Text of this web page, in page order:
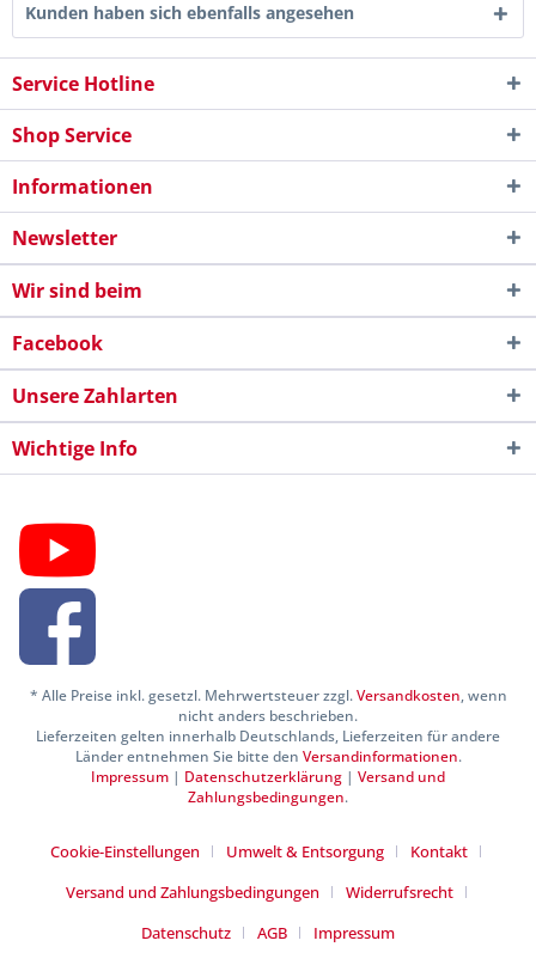
Kunden haben sich ebenfalls angesehen
Service Hotline
Shop Service
Informationen
Newsletter
Wir sind beim
Facebook
Unsere Zahlarten
Wichtige Info
* Alle Preise inkl. gesetzl. Mehrwertsteuer zzgl.Versandkosten, wenn
nicht anders beschrieben.
Lieferzeiten gelten innerhalb Deutschlands, Lieferzeiten für andere
Länder entnehmen Sie bitte den Versandinformationen.
Impressum | Datenschutzerklärung | Versand und
Zahlungsbedingungen.
Cookie-Einstellungen Umwelt & Entsorgung
Kontakt
Versand und Zahlungsbedingungen
Widerrufsrecht
Datenschutz
AGB Impressum